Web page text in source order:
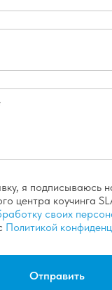
я подписываюсь
центра коучинга
своих
Политикой
Отправить